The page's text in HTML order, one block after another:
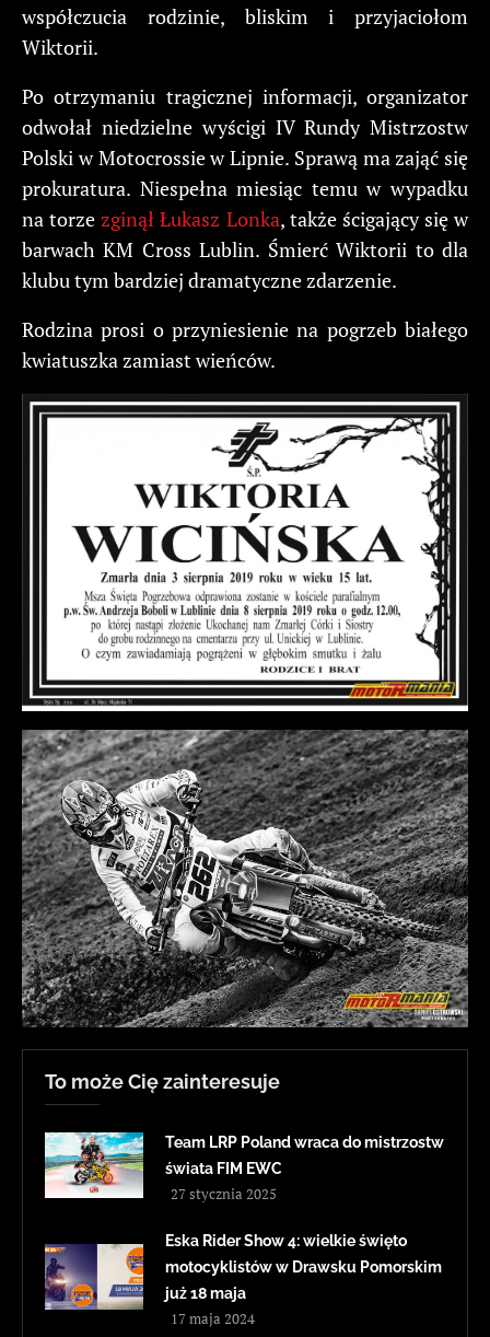
współczucia rodzinie, bliskim i przyjaciołom
Wiktorii.
Po otrzymaniu tragicznej informacji, organizator
odwołał niedzielne wyścigi IV Rundy Mistrzostw
Polski w Motocrossie w Lipnie. Sprawą ma zająć się
prokuratura. Niespełna miesiąc temu w wypadku
na torzezginął Łukasz Lonka, także ścigający się w
barwach KM Cross Lublin. Śmierć Wiktorii to dla
klubu tym bardziej dramatyczne zdarzenie.
Rodzina prosi o przyniesienie na pogrzeb białego
kwiatuszka zamiast wieńców.
To może Cię zainteresuje
Team LRP Poland wraca do mistrzostw
świata FIM EWC
27 stycznia 2025
Eska Rider Show 4: wielkie święto
motocyklistów w Drawsku Pomorskim
już 18 maja
17 maja 2024